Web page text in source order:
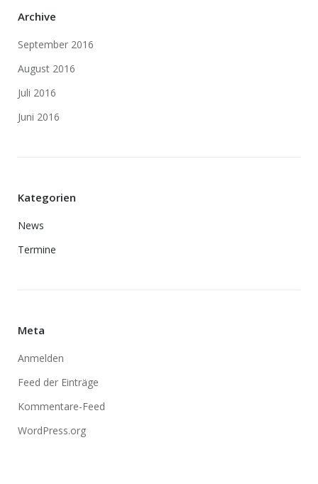
Archive
September 2016
August 2016
Juli 2016
Juni 2016
Kategorien
News
Termine
Meta
Anmelden
Feed der Einträge
Kommentare-Feed
WordPress.org